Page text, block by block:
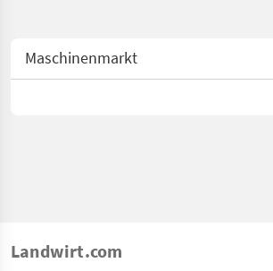
Maschinenmarkt
Landwirt.com